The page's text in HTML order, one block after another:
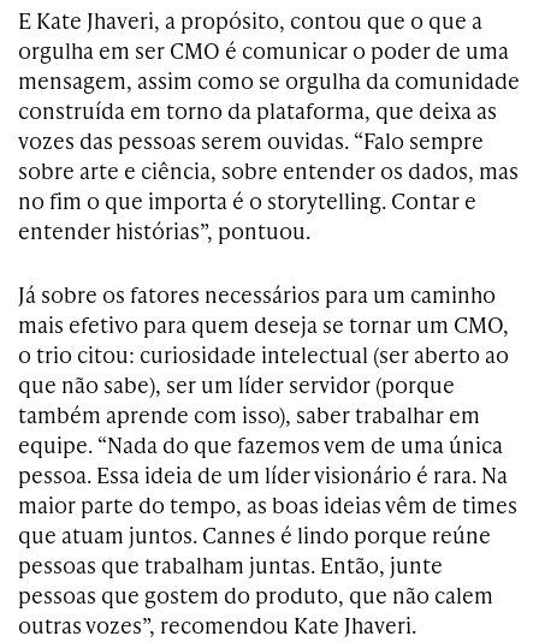
E Kate Jhaveri, a propósito, contou que o que a
orgulha em ser CMO é comunicar o poder de uma
mensagem, assim como se orgulha da comunidade
construída em torno da plataforma, que deixa as
vozes das pessoas serem ouvidas. “Falo sempre
sobre arte e ciência, sobre entender os dados, mas
no fim o que importa é o storytelling. Contar e
entender histórias”, pontuou.
Já sobre os fatores necessários para um caminho
mais efetivo para quem deseja se tornar um CMO,
o trio citou: curiosidade intelectual (ser aberto ao
que não sabe), ser um líder servidor (porque
também aprende com isso), saber trabalhar em
equipe. “Nada do que fazemos vem de uma única
pessoa. Essa ideia de um líder visionário é rara. Na
maior parte do tempo, as boas ideias vêm de times
que atuam juntos. Cannes é lindo porque reúne
pessoas que trabalham juntas. Então, junte
pessoas que gostem do produto, que não calem
outras vozes”, recomendou Kate Jhaveri.